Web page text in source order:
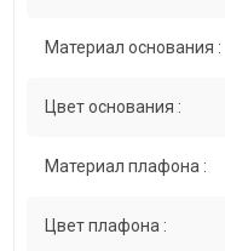
Материал основания :
Цвет основания :
Материал плафона :
Цвет плафона :